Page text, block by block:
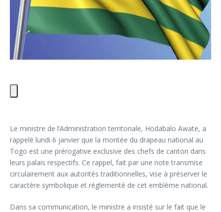
Le ministre de l’Administration territoriale, Hodabalo Awate, a
rappelé lundi 6 janvier que la montée du drapeau national au
Togo est une prérogative exclusive des chefs de canton dans
leurs palais respectifs. Ce rappel, fait par une note transmise
circulairement aux autorités traditionnelles, vise à préserver le
caractère symbolique et réglementé de cet emblème national.
Dans sa communication, le ministre a insisté sur le fait que le